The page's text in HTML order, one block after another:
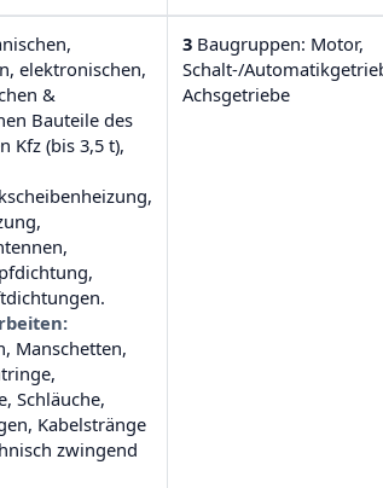
elektronischen,
&
Bauteile des
Kfz (bis 3,5 t),
Manschetten,
Schläuche,
Kabelstränge
zwingend
3 Baugruppen: Motor,
Schalt-/
Achsgetriebe